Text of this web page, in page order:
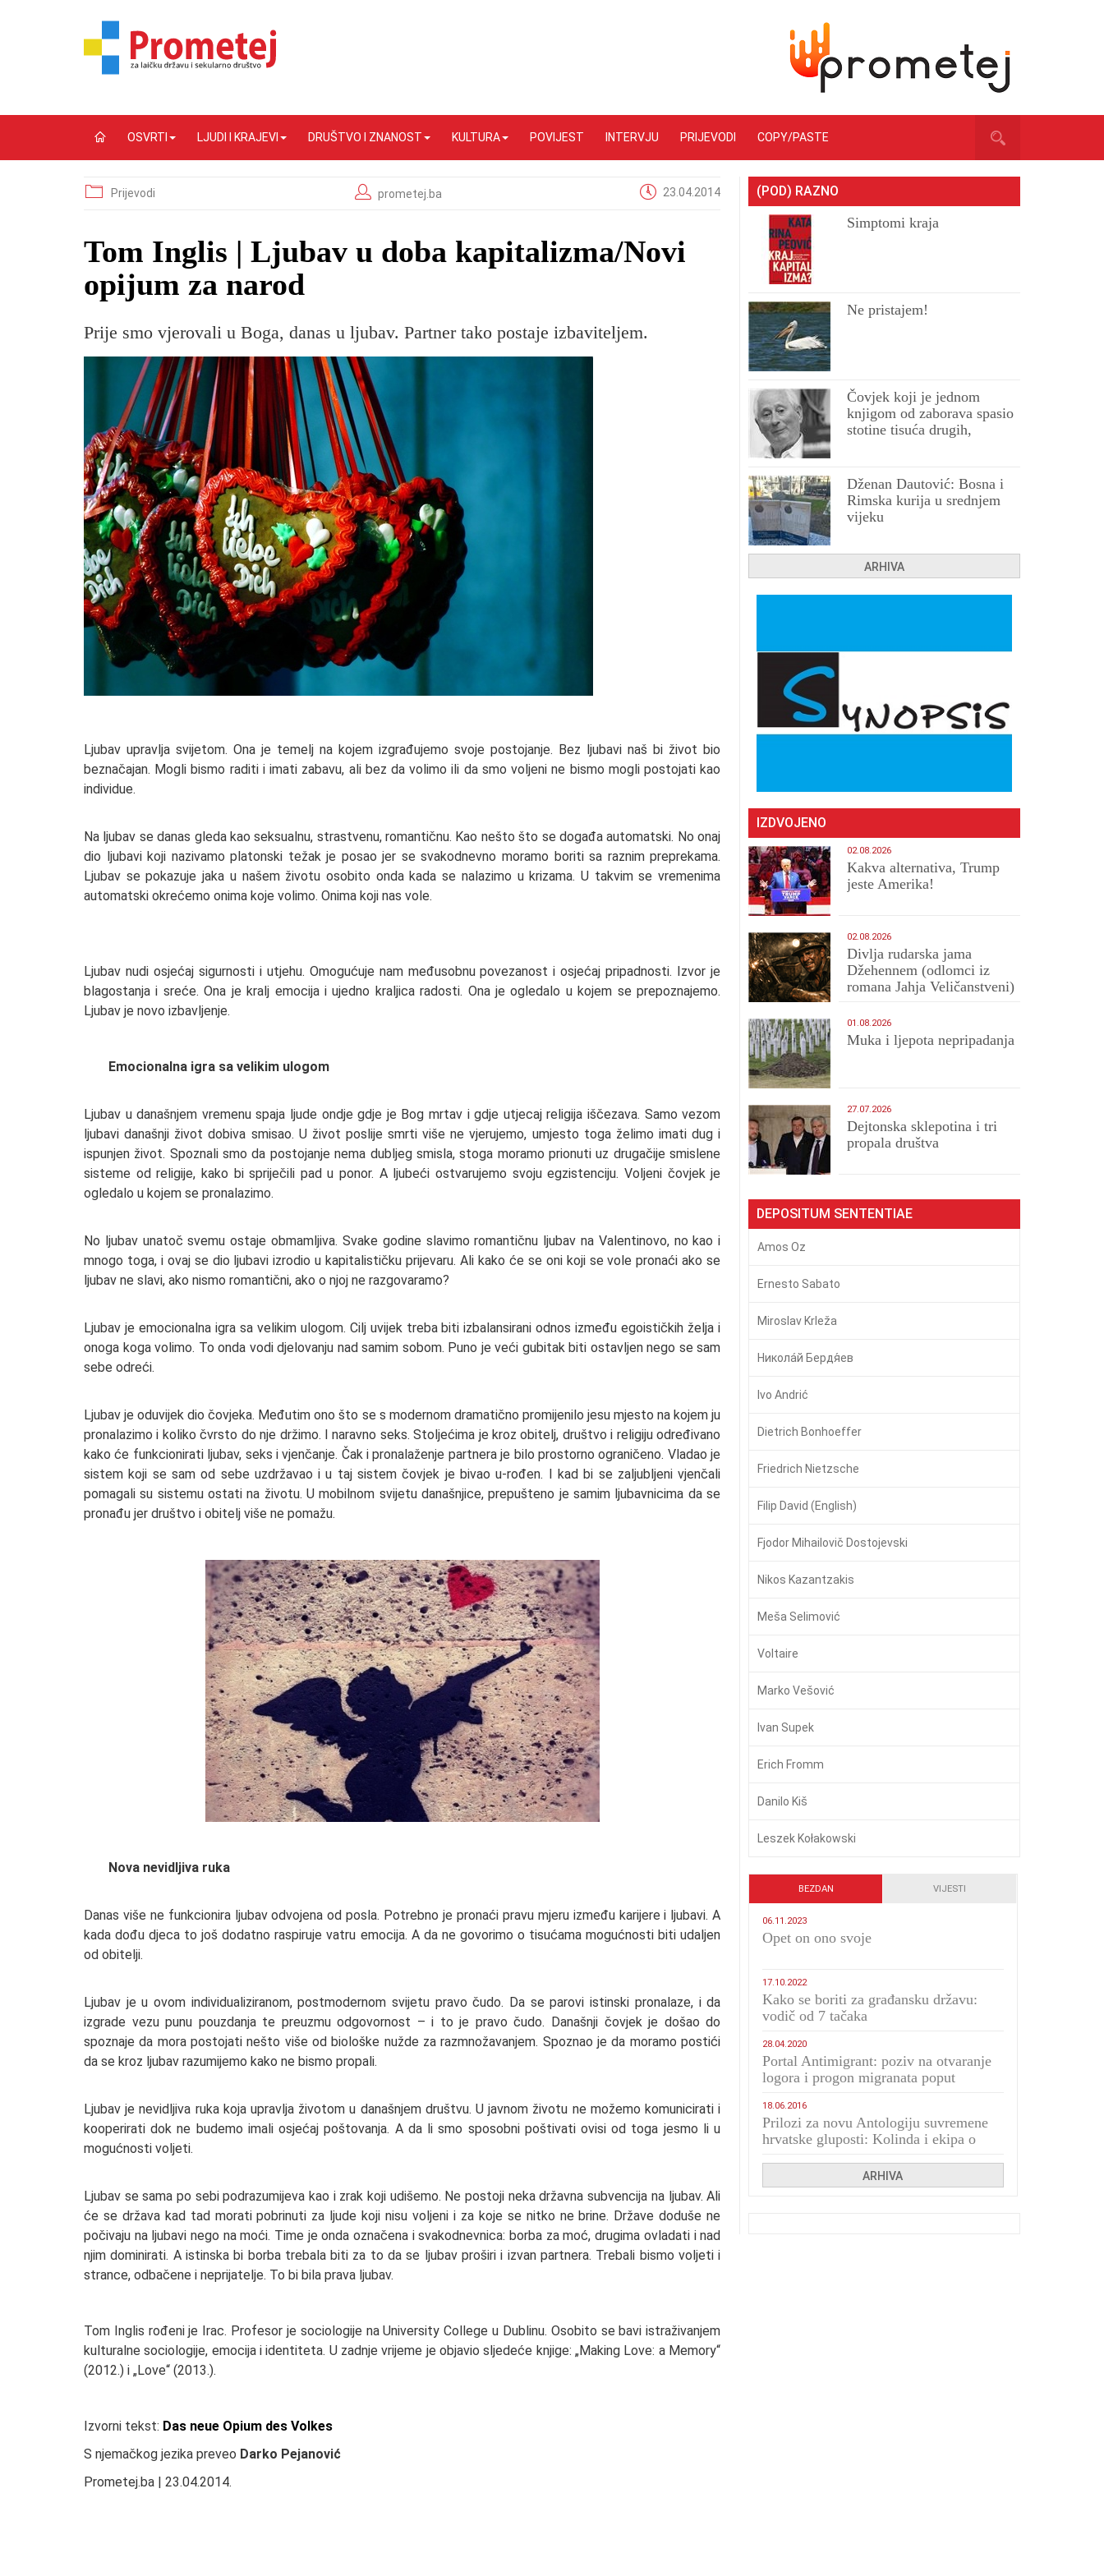
OSVRTI LJUDI I KRAJEVI DRUŠTVO I ZNANOST KULTURA POVIJEST INTERVJU PRIJEVODI COPY/PASTE
Prijevodi prometej.ba 23.04.2014
Tom Inglis | Ljubav u doba kapitalizma/Novi
opijum za narod
Prije smo vjerovali u Boga, danas u ljubav. Partner tako postaje izbaviteljem.
Ljubav upravlja svijetom. Ona je temelj na kojem izgrađujemo svoje postojanje. Bez ljubavi naš bi život bio
beznačajan. Mogli bismo raditi i imati zabavu, ali bez da volimo ili da smo voljeni ne bismo mogli postojati kao
individue.
Na ljubav se danas gleda kao seksualnu, strastvenu, romantičnu. Kao nešto što se događa automatski. No onaj
dio ljubavi koji nazivamo platonski težak je posao jer se svakodnevno moramo boriti sa raznim preprekama.
Ljubav se pokazuje jaka u našem životu osobito onda kada se nalazimo u krizama. U takvim se vremenima
automatski okrećemo onima koje volimo. Onima koji nas vole.
Ljubav nudi osjećaj sigurnosti i utjehu. Omogućuje nam međusobnu povezanost i osjećaj pripadnosti. Izvor je
blagostanja i sreće. Ona je kralj emocija i ujedno kraljica radosti. Ona je ogledalo u kojem se prepoznajemo.
Ljubav je novo izbavljenje.
Emocionalna igra sa velikim ulogom
Ljubav u današnjem vremenu spaja ljude ondje gdje je Bog mrtav i gdje utjecaj religija iščezava. Samo vezom
ljubavi današnji život dobiva smisao. U život poslije smrti više ne vjerujemo, umjesto toga želimo imati dug i
ispunjen život. Spoznali smo da postojanje nema dubljeg smisla, stoga moramo prionuti uz drugačije smislene
sisteme od religije, kako bi spriječili pad u ponor. A ljubeći ostvarujemo svoju egzistenciju. Voljeni čovjek je
ogledalo u kojem se pronalazimo.
No ljubav unatoč svemu ostaje obmamljiva. Svake godine slavimo romantičnu ljubav na Valentinovo, no kao i
mnogo toga, i ovaj se dio ljubavi izrodio u kapitalističku prijevaru. Ali kako će se oni koji se vole pronaći ako se
ljubav ne slavi, ako nismo romantični, ako o njoj ne razgovaramo?
Ljubav je emocionalna igra sa velikim ulogom. Cilj uvijek treba biti izbalansirani odnos između egoističkih želja i
onoga koga volimo. To onda vodi djelovanju nad samim sobom. Puno je veći gubitak biti ostavljen nego se sam
sebe odreći.
Ljubav je oduvijek dio čovjeka. Međutim ono što se s modernom dramatično promijenilo jesu mjesto na kojem ju
pronalazimo i koliko čvrsto do nje držimo. I naravno seks. Stoljećima je kroz obitelj, društvo i religiju određivano
kako će funkcionirati ljubav, seks i vjenčanje. Čak i pronalaženje partnera je bilo prostorno ograničeno. Vladao je
sistem koji se sam od sebe uzdržavao i u taj sistem čovjek je bivao u-rođen. I kad bi se zaljubljeni vjenčali
pomagali su sistemu ostati na životu. U mobilnom svijetu današnjice, prepušteno je samim ljubavnicima da se
pronađu jer društvo i obitelj više ne pomažu.
Nova nevidljiva ruka
Danas više ne funkcionira ljubav odvojena od posla. Potrebno je pronaći pravu mjeru između karijere i ljubavi. A
kada dođu djeca to još dodatno raspiruje vatru emocija. A da ne govorimo o tisućama mogućnosti biti udaljen
od obitelji.
Ljubav je u ovom individualiziranom, postmodernom svijetu pravo čudo. Da se parovi istinski pronalaze, i da
izgrade vezu punu pouzdanja te preuzmu odgovornost – i to je pravo čudo. Današnji čovjek je došao do
spoznaje da mora postojati nešto više od biološke nužde za razmnožavanjem. Spoznao je da moramo postići
da se kroz ljubav razumijemo kako ne bismo propali.
Ljubav je nevidljiva ruka koja upravlja životom u današnjem društvu. U javnom životu ne možemo komunicirati i
kooperirati dok ne budemo imali osjećaj poštovanja. A da li smo sposobni poštivati ovisi od toga jesmo li u
mogućnosti voljeti.
Ljubav se sama po sebi podrazumijeva kao i zrak koji udišemo. Ne postoji neka državna subvencija na ljubav. Ali
će se država kad tad morati pobrinuti za ljude koji nisu voljeni i za koje se nitko ne brine. Države doduše ne
počivaju na ljubavi nego na moći. Time je onda označena i svakodnevnica: borba za moć, drugima ovladati i nad
njim dominirati. A istinska bi borba trebala biti za to da se ljubav proširi i izvan partnera. Trebali bismo voljeti i
strance, odbačene i neprijatelje. To bi bila prava ljubav.
Tom Inglis rođeni je Irac. Profesor je sociologije na University College u Dublinu. Osobito se bavi istraživanjem
kulturalne sociologije, emocija i identiteta. U zadnje vrijeme je objavio sljedeće knjige: „Making Love: a Memory“
(2012.) i „Love“ (2013.).
Izvorni tekst: Das neue Opium des Volkes
S njemačkog jezika preveo Darko Pejanović
Prometej.ba | 23.04.2014.
(POD) RAZNO
Simptomi kraja
Ne pristajem!
Čovjek koji je jednom
knjigom od zaborava spasio
stotine tisuća drugih,
Dženan Dautović: Bosna i
Rimska kurija u srednjem
vijeku
ARHIVA
IZDVOJENO
02.08.2026
Kakva alternativa, Trump
jeste Amerika!
02.08.2026
Divlja rudarska jama
Džehennem (odlomci iz
romana Jahja Veličanstveni)
01.08.2026
Muka i ljepota nepripadanja
27.07.2026
Dejtonska sklepotina i tri
propala društva
DEPOSITUM SENTENTIAE
Amos Oz
Ernesto Sabato
Miroslav Krleža
Никола́й Бердя́ев
Ivo Andrić
Dietrich Bonhoeffer
Friedrich Nietzsche
Filip David (English)
Fjodor Mihailovič Dostojevski
Nikos Kazantzakis
Meša Selimović
Voltaire
Marko Vešović
Ivan Supek
Erich Fromm
Danilo Kiš
Leszek Kołakowski
BEZDAN VIJESTI
06.11.2023
​Opet on ono svoje
17.10.2022
Kako se boriti za građansku državu:
vodič od 7 tačaka
28.04.2020
Portal Antimigrant: poziv na otvaranje
logora i progon migranata poput
18.06.2016
Prilozi za novu Antologiju suvremene
hrvatske gluposti: Kolinda i ekipa o
ARHIVA